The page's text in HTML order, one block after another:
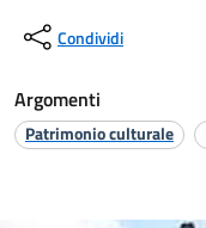
Condividi
Argomenti
Patrimonio culturale